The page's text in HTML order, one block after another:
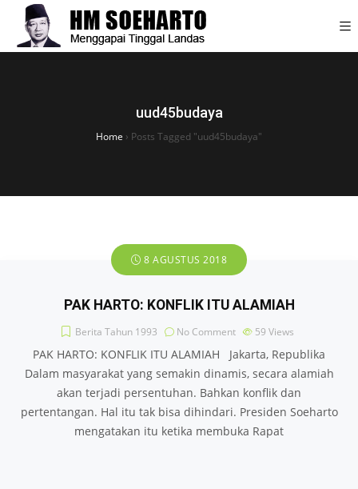
uud45budaya
Home › Posts Tagged "uud45budaya"
8 AGUSTUS 2018
PAK HARTO: KONFLIK ITU ALAMIAH
Berita Tahun 1993 No Comment 59 Views
PAK HARTO: KONFLIK ITU ALAMIAH Jakarta, Republika
Dalam masyarakat yang semakin dinamis, secara alamiah
akan terjadi persentuhan. Bahkan konflik dan
pertentangan. Hal itu tak bisa dihindari. Presiden Soeharto
mengatakan itu ketika membuka Rapat